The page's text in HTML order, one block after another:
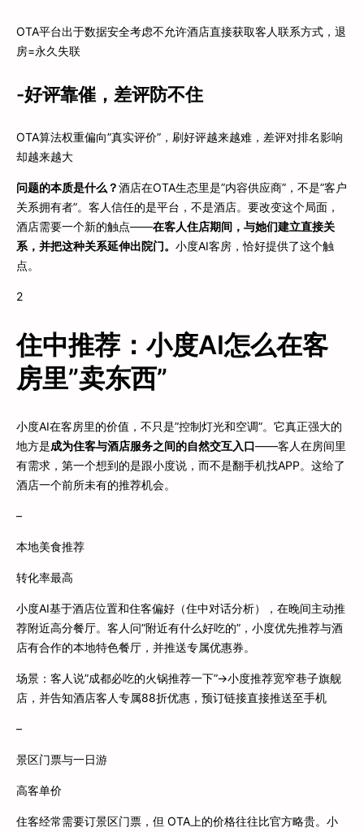
OTA平台出于数据安全考虑不允许酒店直接获取客人联系方式，退
房=永久失联
-好评靠催，差评防不住
OTA算法权重偏向”真实评价”，刷好评越来越难，差评对排名影响
却越来越大
问题的本质是什么？酒店在OTA生态里是”内容供应商”，不是”客户
关系拥有者”。客人信任的是平台，不是酒店。要改变这个局面，
酒店需要一个新的触点——在客人住店期间，与她们建立直接关
系，并把这种关系延伸出院门。 小度AI客房，恰好提供了这个触
点。
2
住中推荐：小度AI怎么在客
房里”卖东西”
小度AI在客房里的价值，不只是”控制灯光和空调”。它真正强大的
地方是成为住客与酒店服务之间的自然交互入口——客人在房间里
有需求，第一个想到的是跟小度说，而不是翻手机找APP。这给了
酒店一个前所未有的推荐机会。
–
本地美食推荐
转化率最高
小度AI基于酒店位置和住客偏好（住中对话分析），在晚间主动推
荐附近高分餐厅。客人问”附近有什么好吃的”，小度优先推荐与酒
店有合作的本地特色餐厅，并推送专属优惠券。
场景：客人说”成都必吃的火锅推荐一下”→小度推荐宽窄巷子旗舰
店，并告知酒店客人专属88折优惠，预订链接直接推送至手机
–
景区门票与一日游
高客单价
住客经常需要订景区门票，但 OTA上的价格往往比官方略贵。小